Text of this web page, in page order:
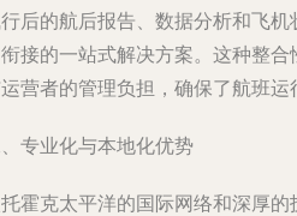
后的航后报告、数据分析和飞
接的一站式解决方案。这种整
营者的管理负担，确保了航班运
专业化与本地化优势
霍克太平洋的国际网络和深厚